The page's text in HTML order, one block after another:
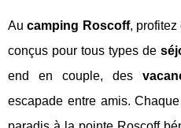
Aucamping Roscoff, profitez
conçus pour tous types de
end en couple, des
escapade entre amis. Chaque